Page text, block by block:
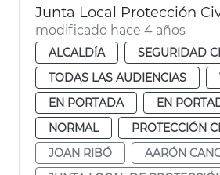
Junta Local Protección
modificado hace 4 años
ALCALDÍA
SEGURIDAD
TODAS LAS AUDIENCIAS
EN PORTADA
EN
NORMAL
PROTECCIÓN
JOAN RIBÓ
AARÓN